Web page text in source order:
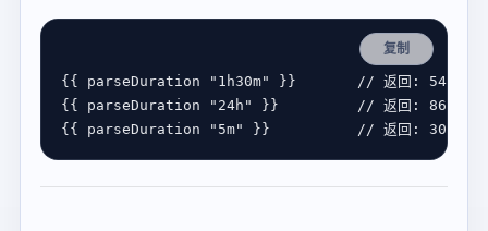
复制
{{ parseDuration "1h30m"
}}
{{ parseDuration "24h"
}}
{{ parseDuration "5m" }}